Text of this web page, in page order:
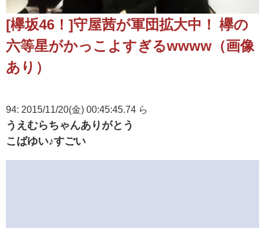
[欅坂46！]守屋茜が軍団拡大中！ 欅の
六等星がかっこよすぎるwwww（画像
あり）
94: 2015/11/20(金) 00:45:45.74 ら
うえむらちゃんありがとう
こばゆい♪すごい